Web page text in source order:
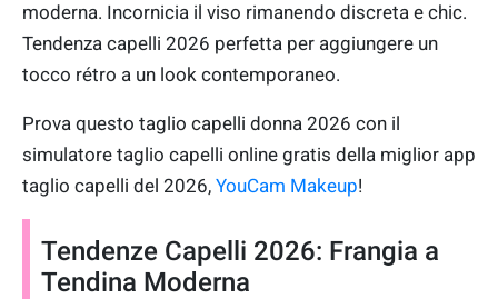
moderna. Incornicia il viso rimanendo discreta e chic.
Tendenza capelli 2026 perfetta per aggiungere un
tocco rétro a un look contemporaneo.
Prova questo taglio capelli donna 2026 con il
simulatore taglio capelli online gratis della miglior app
taglio capelli del 2026, YouCam Makeup!
Tendenze Capelli 2026: Frangia a
Tendina Moderna